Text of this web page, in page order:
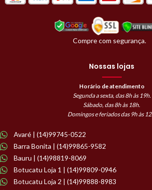
Compre com segurança.
Nossas lojas
Horário de atendimento
Segunda a sexta, das 8h às 19h.
Sábado, das 8h às 18h.
Domingos e feriados das 9h às
Avaré | (14)99745-0522
Barra Bonita | (14)99865-9582
Bauru | (14)98819-8069
Botucatu Loja 1 | (14)99809-0946
Botucatu Loja 2 | (14)99888-8983